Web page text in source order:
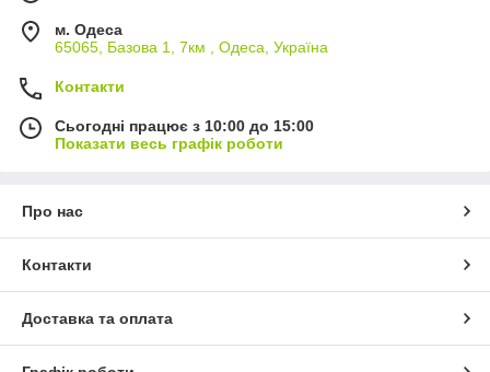
м. Одеса
65065, Базова 1, 7км , Одеса, Україна
Контакти
Сьогодні працює з 10:00 до 15:00
Показати весь графік роботи
Про нас
Контакти
Доставка та оплата